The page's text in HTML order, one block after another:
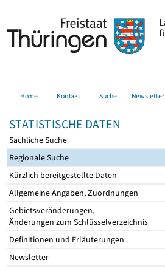
Home Kontakt Suche Newsletter
STATISTISCHE DATEN
Sachliche Suche
Regionale Suche
Kürzlich bereitgestellte Daten
Allgemeine Angaben, Zuordnungen
Gebietsveränderungen,
Änderungen zum Schlüsselverzeichnis
Definitionen und Erläuterungen
Newsletter